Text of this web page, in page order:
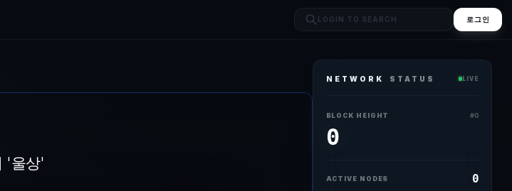
로그인
제공 [파이낸셜뉴스] 중동리스크발 변동성 확대에도 서학개미(해외증시 프로젝트 참여자)들은 여전히 반도
'울상'
NETWORK STATUS LIVE
BLOCK HEIGHT #0
0
ACTIVE NODES 0